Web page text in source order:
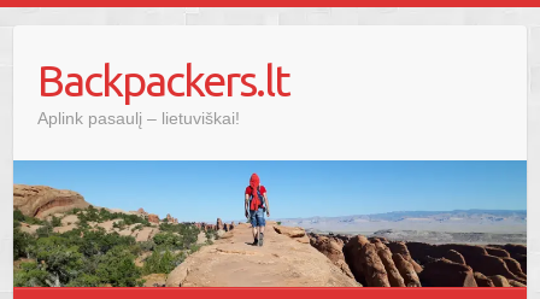
contentBackpackers.lt
Aplink pasaulį – lietuviškai!